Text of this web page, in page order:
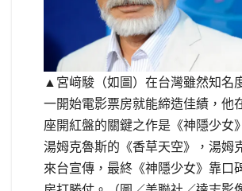
▲宮﨑駿（如圖）在台灣雖然知名
一開始電影票房就能締造佳績，他
座開紅盤的關鍵之作是《神隱少女
湯姆克魯斯的《香草天空》，湯姆
來台宣傳，最終《神隱少女》靠口